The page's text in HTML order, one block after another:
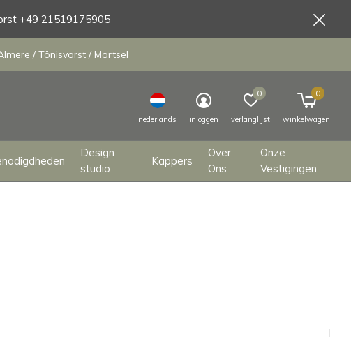
Design
studio
Kappers
Over
Ons
Onze
Vestigingen
nederlands inloggen verlanglijst
0
winkelwagen
0
/ Tönisvorst / Mortsel
+49 21519175905